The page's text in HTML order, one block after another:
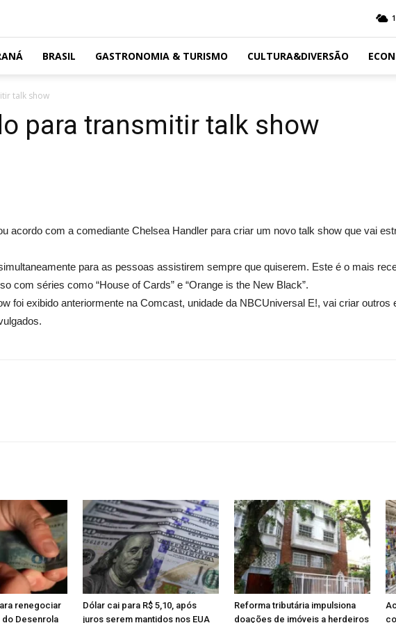
BRASIL GASTRONOMIA & TURISMO CULTURA&DIVERSÃO
talk show
para transmitir talk show
acordo com a comediante Chelsea Handler para criar um novo talk show que vai
para as pessoas assistirem sempre que quiserem. Este é o mais
com séries como “House of Cards” e “Orange is the New Black”.
foi exibido anteriormente na Comcast, unidade da NBCUniversal E!, vai criar
renegociar
Desenrola
Dólar cai para R$ 5,10, após
juros serem mantidos nos EUA
Reforma tributária impulsiona
doações de imóveis a herdeiros